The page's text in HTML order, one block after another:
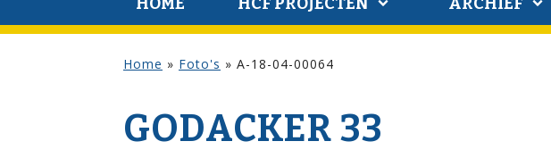
Home » Foto's » A-18-04-00064
GODACKER 33